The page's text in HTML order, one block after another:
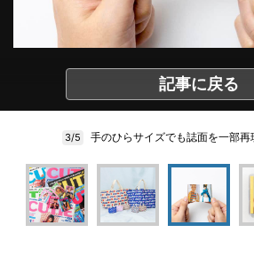
記事に戻る
3/5 手のひらサイズでも誌面を一部再